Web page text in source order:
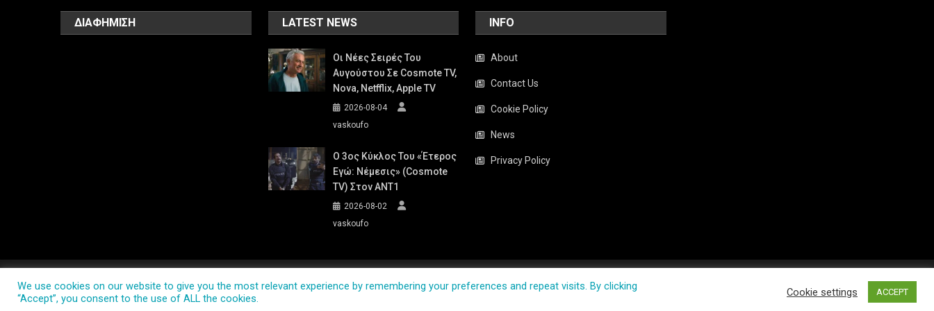
ΔΙΑΦΗΜΙΣΗ LATEST NEWS
Οι Νέες Σειρές Του
Αυγούστου Σε Cosmote TV,
Nova, Netfflix, Apple TV
2026-08-04
vaskoufo
Ο 3ος Κύκλος Του «Έτερος
Εγώ: Νέμεσις» (Cosmote
TV) Στον ΑΝΤ1
2026-08-02
vaskoufo
INFO
About
Contact Us
Cookie Policy
News
Privacy Policy
We use cookies on our website to give you the most relevant experience by remembering your preferences and repeat visits. By clicking
“Accept”, you consent to the use of ALL the cookies.
Cookie settings ACCEPT